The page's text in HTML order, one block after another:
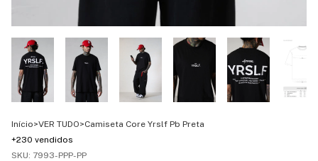
Início>VER TUDO>Camiseta Core Yrslf Pb Preta
+230 vendidos
SKU: 7993-PPP-PP